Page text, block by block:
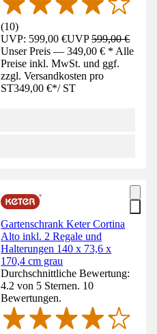
(10)
UVP: 599,00 €UVP599,00 €
Unser Preis — 349,00 € * Alle
Preise inkl. MwSt. und ggf.
zzgl. Versandkosten pro
ST349,00 €*/ ST
Gartenschrank Keter Cortina
Alto inkl. 2 Regale und
Halterungen 140 x 73,6 x
170,4 cm grau
Durchschnittliche Bewertung:
4.2 von 5 Sternen. 10
Bewertungen.